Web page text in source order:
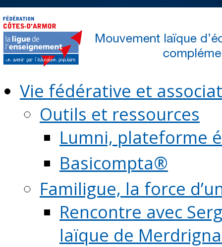
Vie fédérative et
Outils et ressources
Lumni, plateforme
Basicompta®
Familigue, la force
Rencontre avec
laïque de